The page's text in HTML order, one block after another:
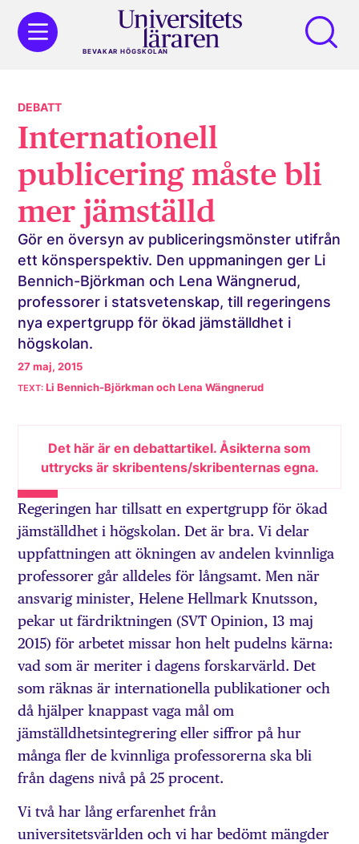
BEVAKAR HÖGSKOLAN
DEBATT
Internationell
publicering måste bli
mer jämställd
Gör en översyn av publiceringsmönster utifrån
ett könsperspektiv. Den uppmaningen ger Li
Bennich-Björkman och Lena Wängnerud,
professorer i statsvetenskap, till regeringens
nya expertgrupp för ökad jämställdhet i
högskolan.
27 maj, 2015
Li Bennich-Björkman och Lena Wängnerud
Det här är en debattartikel. Åsikterna som
uttrycks är skribentens/skribenternas egna.
Regeringen har tillsatt en expertgrupp för ökad
jämställdhet i högskolan. Det är bra. Vi delar
uppfattningen att ökningen av andelen kvinnliga
professorer går alldeles för långsamt. Men när
ansvarig minister, Helene Hellmark Knutsson,
pekar ut färdriktningen (SVT Opinion, 13 maj
2015) för arbetet missar hon helt pudelns kärna:
vad som är meriter i dagens forskarvärld. Det
som räknas är internationella publikationer och
då hjälper knappast vaga mål om
jämställdhetsintegrering eller siffror på hur
många fler de kvinnliga professorerna ska bli
från dagens nivå på 25 procent.
Vi två har lång erfarenhet från
universitetsvärlden och vi har bedömt mängder